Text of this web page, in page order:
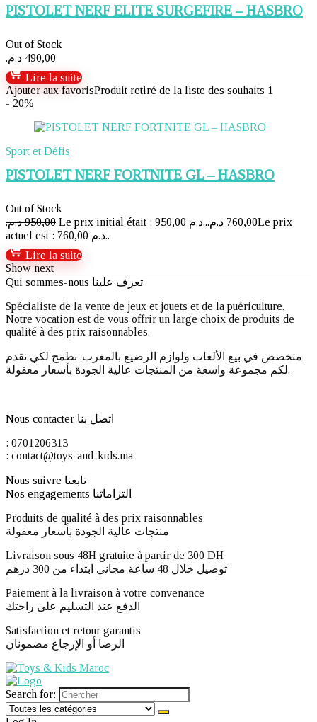
PISTOLET NERF ELITE SURGEFIRE – HASBRO
Out of Stock
490,00 د.م.
Lire la suite
Ajouter aux favorisProduit retiré de la liste des souhaits 1
- 20%
Sport et Défis
PISTOLET NERF FORTNITE GL – HASBRO
Out of Stock
950,00 د.م. Le prix initial était : 950,00 د.م.. 760,00 د.م.
Le prix
actuel est : 760,00 د.م..
Lire la suite
Show next
Qui sommes-nous تعرف علينا
Spécialiste de la vente de jeux et jouets et de la puériculture.
Notre vocation est de vous offrir un large choix de produits de
qualité à des prix raisonnables.
متخصص في بيع الألعاب ولوازم الرضيع بالمغرب. نطمح لكي نقدم
لكم مجموعة واسعة من المنتجات عالية الجودة بأسعار معقولة.
Nous contacter اتصل بنا
: 0701206313
: contact@toys-and-kids.ma
Nous suivre تابعنا
Nos engagements التزاماتنا
Produits de qualité à des prix raisonnables
منتجات عالية الجودة بأسعار معقولة
Livraison sous 48H gratuite à partir de 300 DH ​
توصيل خلال 48 ساعة مجاني ابتداء من 300 درهم
Paiement à la livraison à votre convenance
الدفع عند التسليم على راحتك
Satisfaction et retour garantis
الرضا أو الإرجاع مضمونان
Search for: